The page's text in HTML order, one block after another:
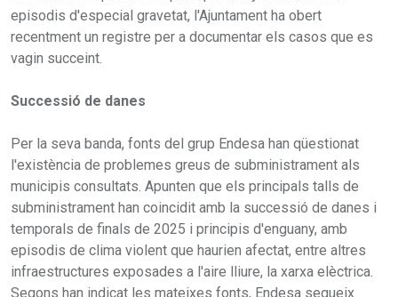
episodis d'especial gravetat, l'Ajuntament ha obert
recentment un registre per a documentar els casos que es
vagin succeint.
Successió de danes
Per la seva banda, fonts del grup Endesa han qüestionat
l'existència de problemes greus de subministrament als
municipis consultats. Apunten que els principals talls de
subministrament han coincidit amb la successió de danes i
temporals de finals de 2025 i principis d'enguany, amb
episodis de clima violent que haurien afectat, entre altres
infraestructures exposades a l'aire lliure, la xarxa elèctrica.
Segons han indicat les mateixes fonts, Endesa segueix